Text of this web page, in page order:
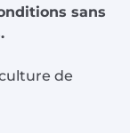
sans
de